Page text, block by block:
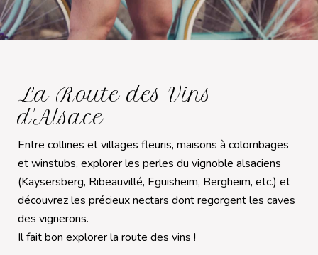
La Route des Vins
d'Alsace
Entre collines et villages fleuris, maisons à colombages
et winstubs, explorer les perles du vignoble alsaciens
(Kaysersberg, Ribeauvillé, Eguisheim, Bergheim, etc.) et
découvrez les précieux nectars dont regorgent les caves
des vignerons.
Il fait bon explorer la route des vins !